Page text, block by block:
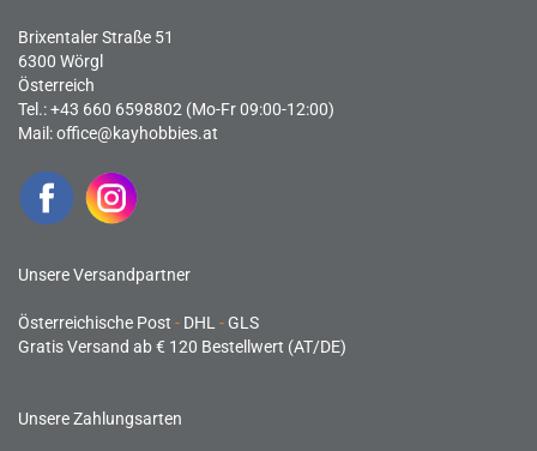
Brixentaler Straße 51
6300 Wörgl
Österreich
Tel.: +43 660 6598802 (Mo-Fr 09:00-12:00)
Mail:office@kayhobbies.at
Unsere Versandpartner
Österreichische Post - DHL -GLS
Gratis Versand ab € 120 Bestellwert (AT/DE)
Unsere Zahlungsarten